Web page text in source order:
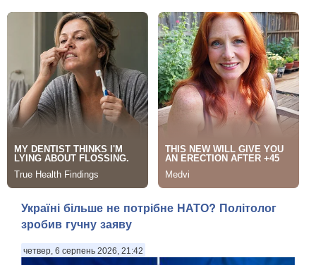
Україні більше не потрібне НАТО? Політолог
зробив гучну заяву
четвер, 6 серпень 2026, 21:42